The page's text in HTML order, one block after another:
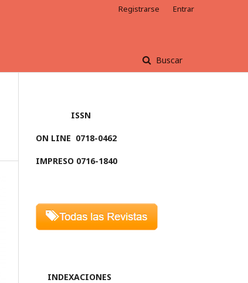
Buscar
Registrarse Entrar
ISSN
ON LINE 0718-0462
IMPRESO 0716-1840
INDEXACIONES